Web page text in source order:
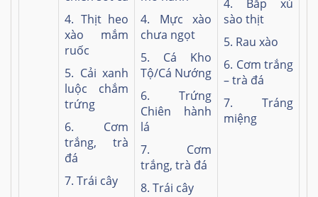
4. Thịt heo
xào mắm
ruốc
5. Cải xanh
luộc chắm
trứng
6. Cơm
trắng, trà
đá
7. Trái cây
4. Mực xào
chưa ngọt
5. Cá Kho
Tộ/Cá Nướng
6. Trứng
Chiên hành
lá
7. Cơm
trắng, trà đá
8. Trái cây
4. Bắp xú
sào thịt
5. Rau xào
6. Cơm trắng
– trà đá
7. Tráng
miệng